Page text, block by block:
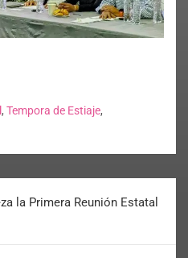
, Tempora de Estiaje,
la Primera Reunión Estatal